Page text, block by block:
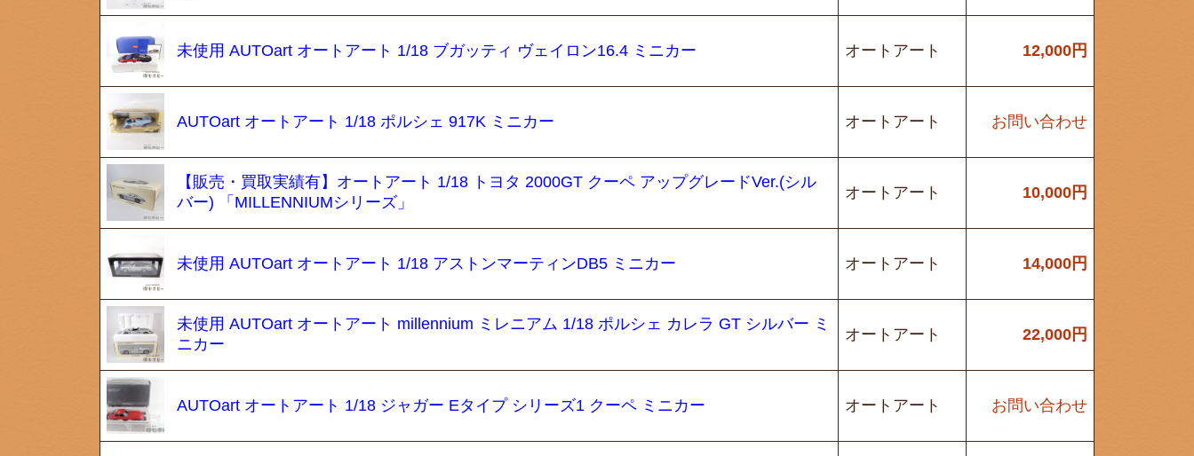
未使用 AUTOart オートアート 1/18 ブガッティ ヴェイロン16.4 ミニカー オートアート 12,000円
AUTOart オートアート 1/18 ポルシェ 917K ミニカー オートアート お問い合わせ
【販売・買取実績有】オートアート 1/18 トヨタ 2000GT クーペ アップグレードVer.(シル
バー) 「MILLENNIUMシリーズ」
オートアート 10,000円
未使用 AUTOart オートアート 1/18 アストンマーティンDB5 ミニカー オートアート 14,000円
未使用 AUTOart オートアート millennium ミレニアム 1/18 ポルシェ カレラ GT シルバー ミ
ニカー
オートアート 22,000円
AUTOart オートアート 1/18 ジャガー Eタイプ シリーズ1 クーペ ミニカー オートアート お問い合わせ